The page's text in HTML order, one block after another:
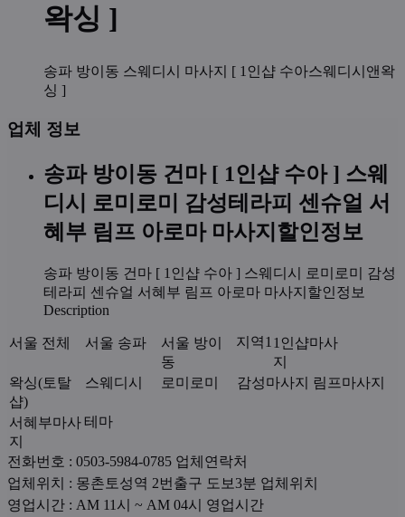
왁싱 ]
송파 방이동 스웨디시 마사지 [ 1인샵 수아스웨디시앤왁
싱 ]
업체 정보
송파 방이동 건마 [ 1인샵 수아 ] 스웨
디시 로미로미 감성테라피 센슈얼 서
혜부 림프 아로마 마사지할인정보
송파 방이동 건마 [ 1인샵 수아 ] 스웨디시 로미로미 감성
테라피 센슈얼 서혜부 림프 아로마 마사지할인정보
Description
서울 전체 서울 송파
서울 방이
동
지역1 1인샵마사
지
왁싱(토탈
샵)
스웨디시 로미로미 감성마사지 림프마사지
서혜부마사
지
테마
전화번호 : 0503-5984-0785 업체연락처
업체위치 : 몽촌토성역 2번출구 도보3분 업체위치
영업시간 : AM 11시 ~ AM 04시 영업시간